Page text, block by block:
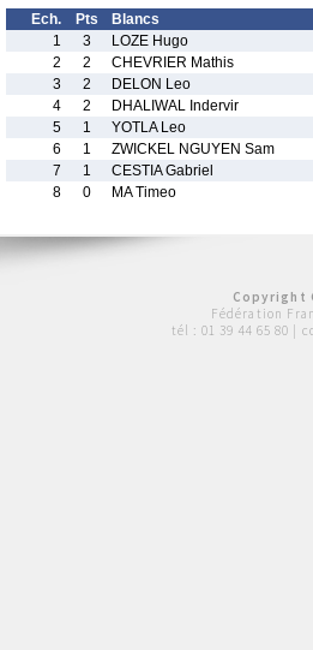
Ech. Pts Blancs
1
3 LOZE Hugo
2
2 CHEVRIER Mathis
3
2 DELON Leo
4
2 DHALIWAL Indervir
5
1 YOTLA Leo
6
1 ZWICKEL NGUYEN Sam
7
1 CESTIA Gabriel
8
0 MA Timeo
Copyright
Fédération
tél : 01 39 44 65 80 |